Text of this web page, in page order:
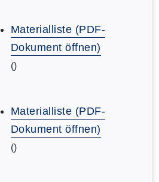
Materialliste (PDF-
Dokument öffnen)
()
Materialliste (PDF-
Dokument öffnen)
()